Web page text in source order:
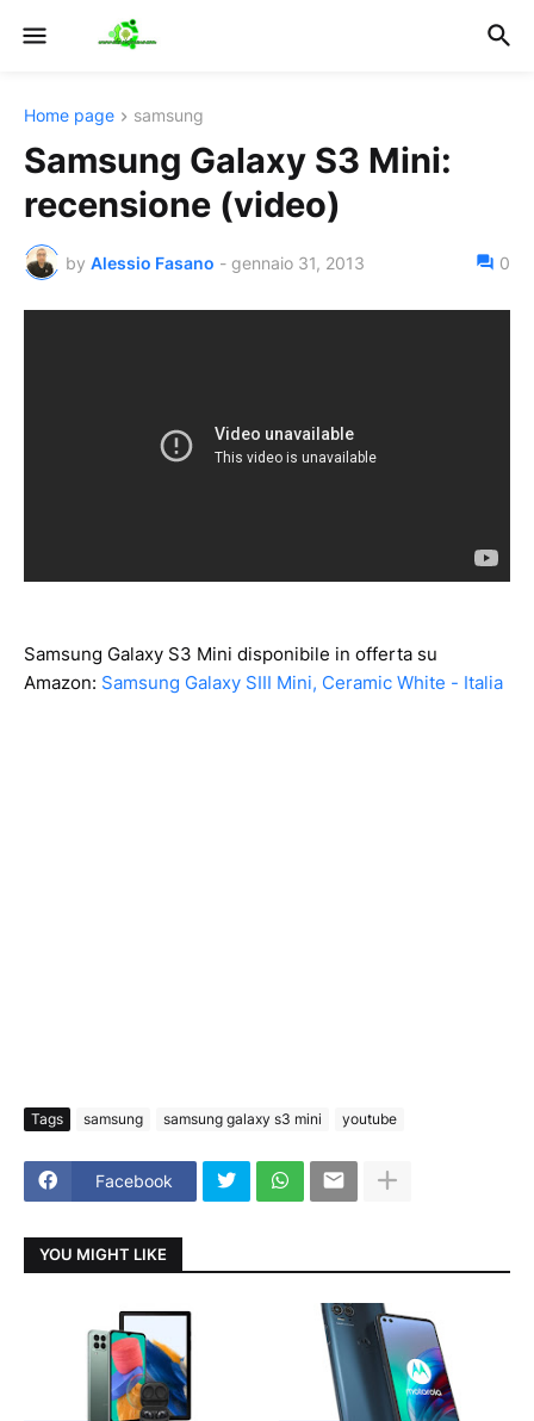
Home page samsung
Samsung Galaxy S3 Mini:
recensione (video)
by Alessio Fasano - gennaio 31, 2013 0
Samsung Galaxy S3 Mini disponibile in offerta su
Amazon: Samsung Galaxy SIII Mini, Ceramic White - Italia
Tags samsung samsung galaxy s3 mini youtube
Facebook
YOU MIGHT LIKE